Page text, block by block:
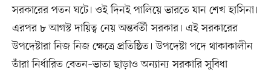
সরকারের পতন ঘটে। ওই দিনই পালিয়ে ভারতে যান শেখ হাসিনা।
এরপর ৮ আগস্ট দায়িত্ব নেয় অন্তর্বর্তী সরকার। এই সরকারের
উপদেষ্টারা নিজ নিজ ক্ষেত্রে প্রতিষ্ঠিত। উপদেষ্টা পদে থাকাকালীন
তাঁরা নির্ধারিত বেতন–ভাতা ছাড়াও অন্যান্য সরকারি সুবিধা